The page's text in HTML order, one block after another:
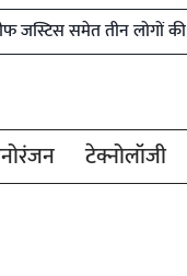
तीन लोगों की तस्वीरें मिलीं..
टेक्नोलॉजी